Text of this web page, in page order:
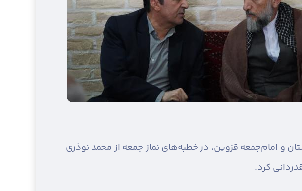
و امام‌جمعه قزوین، در خطبه‌های نماز جمعه از محمد نوذری
کرد.